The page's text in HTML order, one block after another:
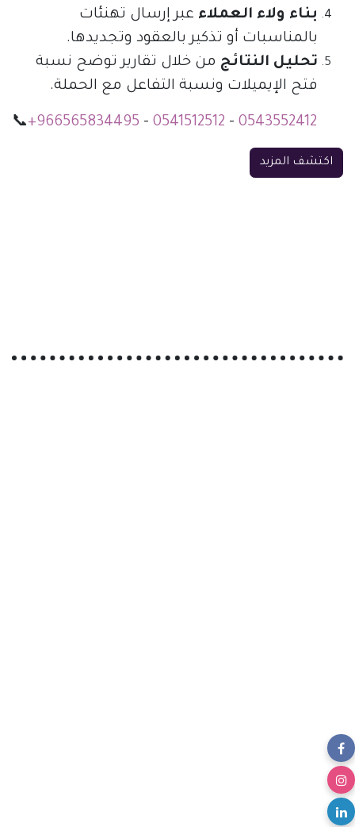
بناء ولاء العملاء عبر إرسال تهنئات
بالمناسبات أو تذكير بالعقود وتجديدها.
تحليل النتائج من خلال تقارير توضح نسبة
فتح الإيميلات ونسبة التفاعل مع الحملة.
📞+966565834495 - 0541512512 - 0543552412
اكتشف المزيد